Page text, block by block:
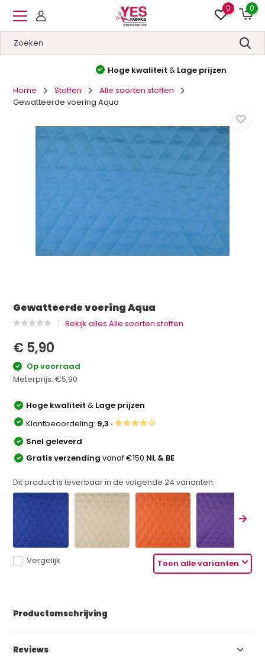
0 0
Hoge kwaliteit&Lage prijzen
Home
Stoffen
Alle soorten stoffen
Gewatteerde voering Aqua
Gewatteerde voering Aqua
Bekijk alles Alle soorten stoffen
€ 5,90
Op voorraad
Meterprijs:€5,90
Hoge kwaliteit& Lage prijzen
Klantbeoordeling: 9,3 ·★★★★☆
Snel geleverd
Gratis verzendingvanaf €150 NL & BE
Dit product is leverbaar in de volgende24 varianten:
Toon alle varianten
Vergelijk
Productomschrijving
Reviews